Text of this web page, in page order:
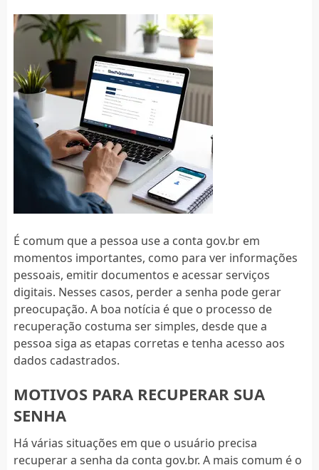
É comum que a pessoa use a conta gov.br em
momentos importantes, como para ver informações
pessoais, emitir documentos e acessar serviços
digitais. Nesses casos, perder a senha pode gerar
preocupação. A boa notícia é que o processo de
recuperação costuma ser simples, desde que a
pessoa siga as etapas corretas e tenha acesso aos
dados cadastrados.
MOTIVOS PARA RECUPERAR SUA
SENHA
Há várias situações em que o usuário precisa
recuperar a senha da conta gov.br. A mais comum é o